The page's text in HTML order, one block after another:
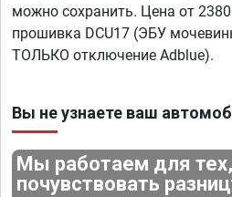
можно сохранить. Цена от
прошивка DCU17 (ЭБУ
ТОЛЬКО отключение Adblue).
Вы не узнаете ваш
Мы работаем для
почувствовать